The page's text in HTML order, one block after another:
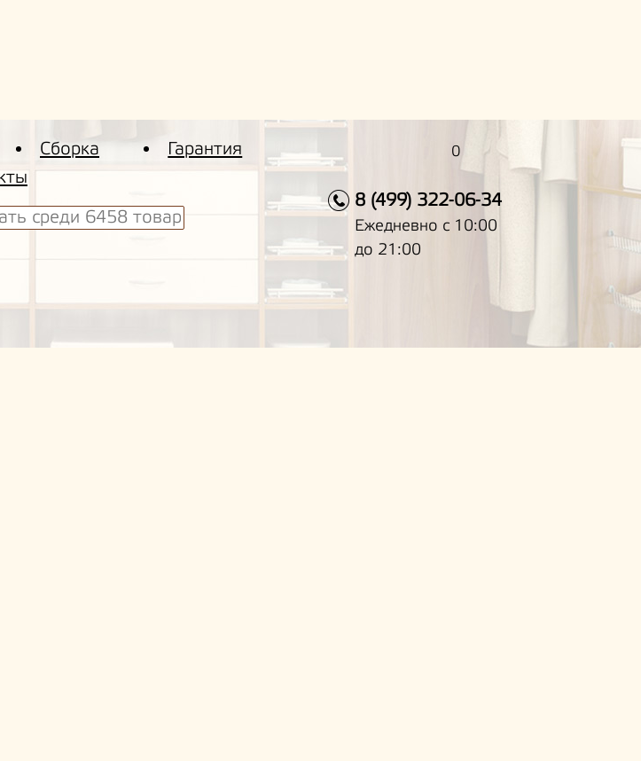
Сборка
Гарантия
0
8 (499) 322-06-34
Ежедневно с 10:00
до 21:00